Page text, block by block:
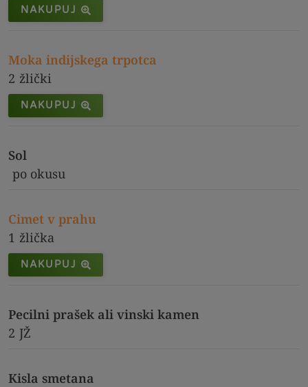
NAKUPUJ
Moka indijskega trpotca
2 žlički
NAKUPUJ
Sol
po okusu
Cimet v prahu
1 žlička
NAKUPUJ
Pecilni prašek ali vinski kamen
2 JŽ
Kisla smetana